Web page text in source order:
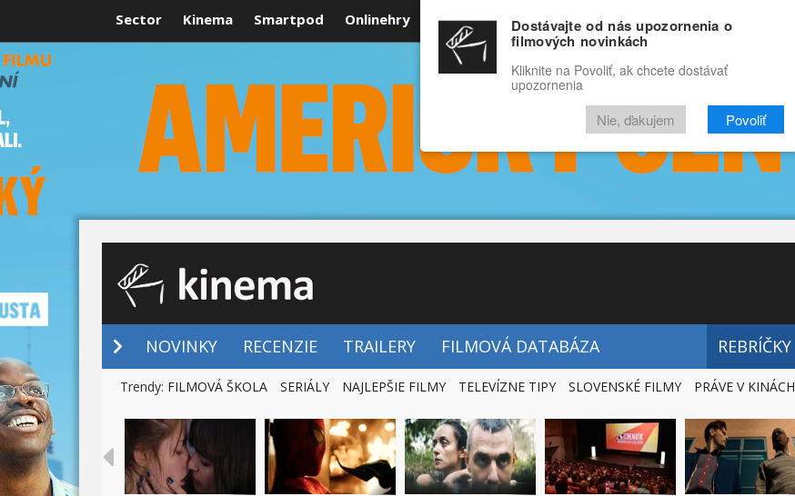
Sector Kinema Smartpod Onlinehry Rozprávky Funny Docu
RECENZIE VIDEÁ FILMY
NOVINKY RECENZIE TRAILERY FILMOVÁ DATABÁZA REBRÍČKY
Trendy: FILMOVÁ ŠKOLA SERIÁLY NAJLEPŠIE FILMY TELEVÍZNE TIPY SLOVENSKÉ FILMY PRÁVE V KINÁCH
Dostávajte od nás upozornenia o
filmových novinkách
Kliknite na Povoliť, ak chcete dostávať
upozornenia
Nie, ďakujem Povoliť